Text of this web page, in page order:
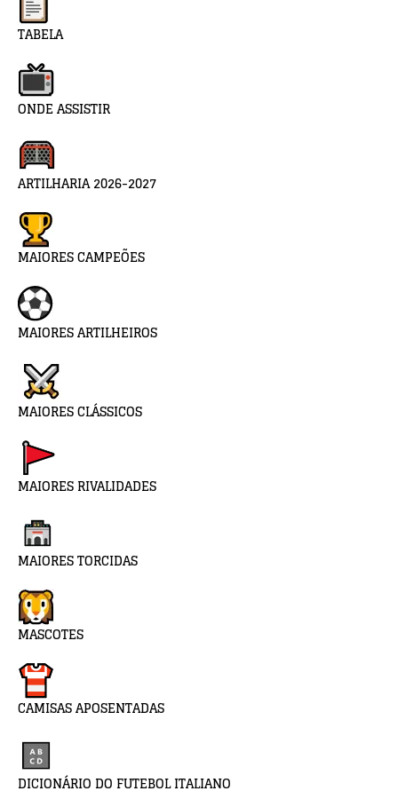
TABELA
ONDE ASSISTIR
ARTILHARIA 2026-2027
MAIORES CAMPEÕES
MAIORES ARTILHEIROS
MAIORES CLÁSSICOS
MAIORES RIVALIDADES
MAIORES TORCIDAS
MASCOTES
CAMISAS APOSENTADAS
DICIONÁRIO DO FUTEBOL ITALIANO